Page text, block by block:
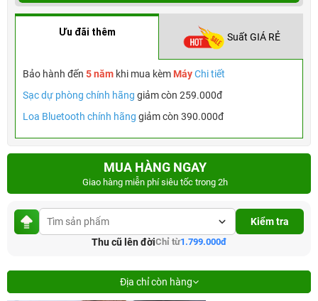
Ưu đãi thêm Suất GIÁ RẺ
Bảo hành đến 5 năm khi mua kèm MáyChi tiết
Sạc dự phòng chính hãng giảm còn 259.000đ
Loa Bluetooth chính hãng giảm còn 390.000đ
MUA HÀNG NGAY
Giao hàng miễn phí siêu tốc trong 2h
Kiểm tra
Thu cũ lên đờiChỉ từ1.799.000đ
Địa chỉ còn hàng